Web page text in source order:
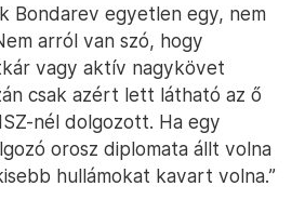
Bondarev egyetlen egy, nem
arról van szó, hogy
vagy aktív nagykövet
csak azért lett látható az ő
nél dolgozott. Ha egy
orosz diplomata állt volna
hullámokat kavart volna.”